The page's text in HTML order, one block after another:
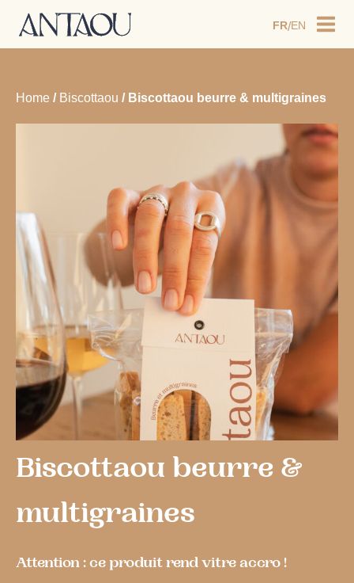
FR/EN
Home / Biscottaou / Biscottaou beurre & multigraines
Biscottaou beurre &
multigraines
Attention : ce produit rend vitre accro !
LIVRAISON OFFERTE À PARTIR DE 60€ DE
COMMANDE EN FRANCE MÉTROPOLITAINE (HORS
CORSE) • EXPÉDITION ENTRE 5 ET 7 JOURS OUVRÉS
• UNIQUEMENT POUR LES PARTICULIERS